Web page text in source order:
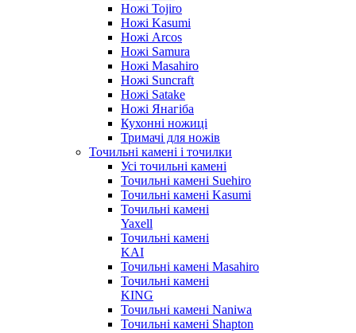
Ножі Tojiro
Ножі Kasumi
Ножі Arcos
Ножі Samura
Ножі Masahiro
Ножі Suncraft
Ножі Satake
Ножі Янагіба
Кухонні ножиці
Тримачі для ножів
Точильні камені і точилки
Усі точильні камені
Точильні камені Suehiro
Точильні камені Kasumi
Точильні камені
Yaxell
Точильні камені
KAI
Точильні камені Masahiro
Точильні камені
KING
Точильні камені Naniwa
Точильні камені Shapton